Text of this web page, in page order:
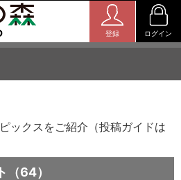
登録 ログイン
ックスをご紹介（投稿ガイドは
（64）